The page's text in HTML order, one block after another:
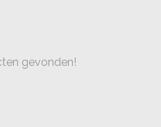
gevonden!